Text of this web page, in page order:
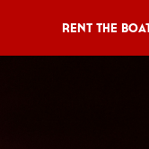
Rent the